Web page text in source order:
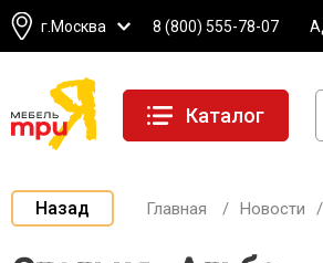
г.Москва 8 (800) 555-78-07
Каталог
Назад Главная / Новости /